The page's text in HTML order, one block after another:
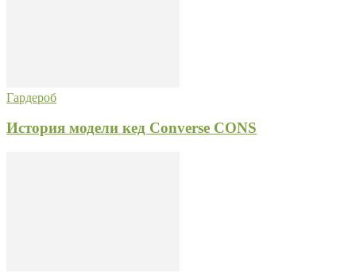
Гардероб
История модели кед Converse CONS